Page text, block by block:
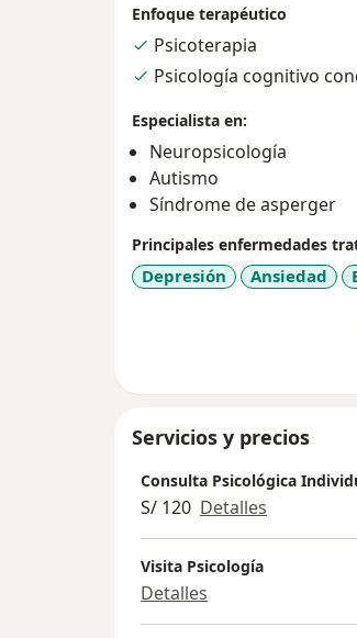
Enfoque terapéutico
Psicoterapia
Psicología cognitivo
Especialista en:
Neuropsicología
Autismo
Síndrome de asperger
Principales enfermedades
Depresión Ansiedad
Servicios y precios
Consulta Psicológica
S/ 120 Detalles
Visita Psicología
Detalles